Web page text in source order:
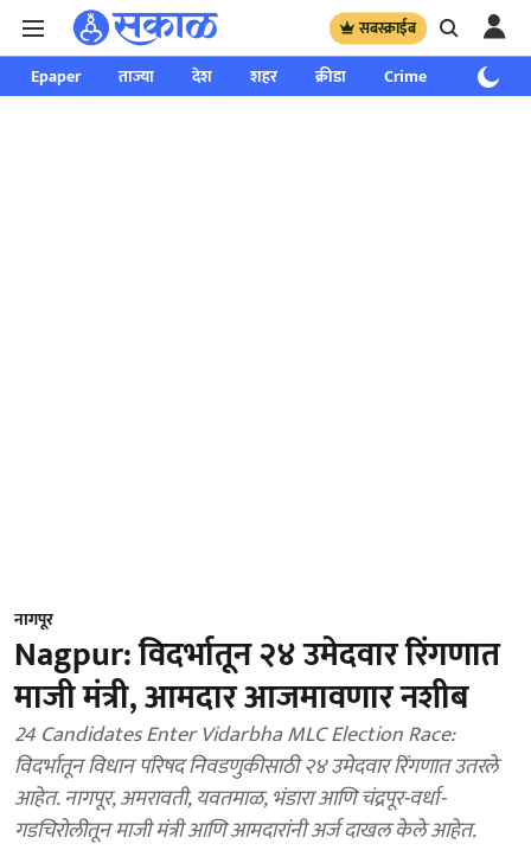
सबस्क्राईब
Epaper ताज्या देश शहर क्रीडा Crime साप्ताहिक
नागपूर
Nagpur: विदर्भातून २४ उमेदवार रिंगणात
माजी मंत्री, आमदार आजमावणार नशीब
24 Candidates Enter Vidarbha MLC Election Race:
विदर्भातून विधान परिषद निवडणुकीसाठी २४ उमेदवार रिंगणात उतरले
आहेत. नागपूर, अमरावती, यवतमाळ, भंडारा आणि चंद्रपूर-वर्धा-
गडचिरोलीतून माजी मंत्री आणि आमदारांनी अर्ज दाखल केले आहेत.